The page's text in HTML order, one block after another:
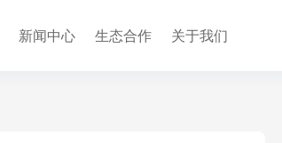
新闻中心 生态合作 关于我们